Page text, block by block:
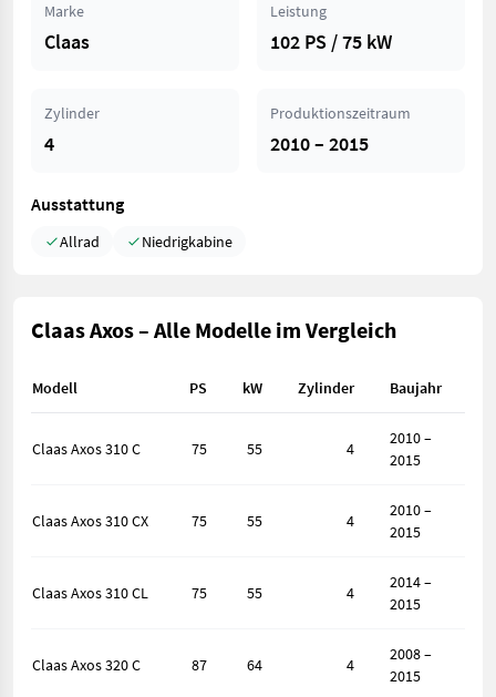
Marke
Claas
Leistung
102 PS / 75 kW
Zylinder
4
Produktionszeitraum
2010 – 2015
Ausstattung
Allrad Niedrigkabine
Claas Axos – Alle Modelle im Vergleich
Modell PS kW Zylinder Baujahr
Claas Axos 310 C 75 55 4
2010 –
2015
Claas Axos 310 CX 75 55 4
2010 –
2015
Claas Axos 310 CL 75 55 4
2014 –
2015
Claas Axos 320 C 87 64 4
2008 –
2015